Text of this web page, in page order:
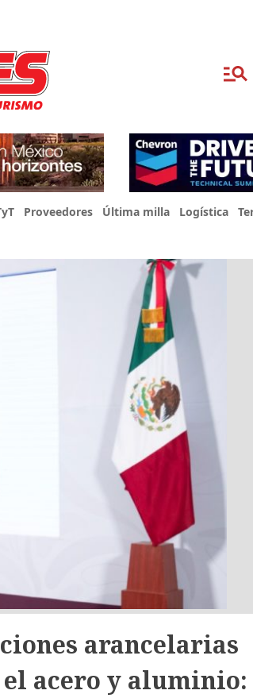
Proveedores Última milla Logística
arancelarias
acero y aluminio: